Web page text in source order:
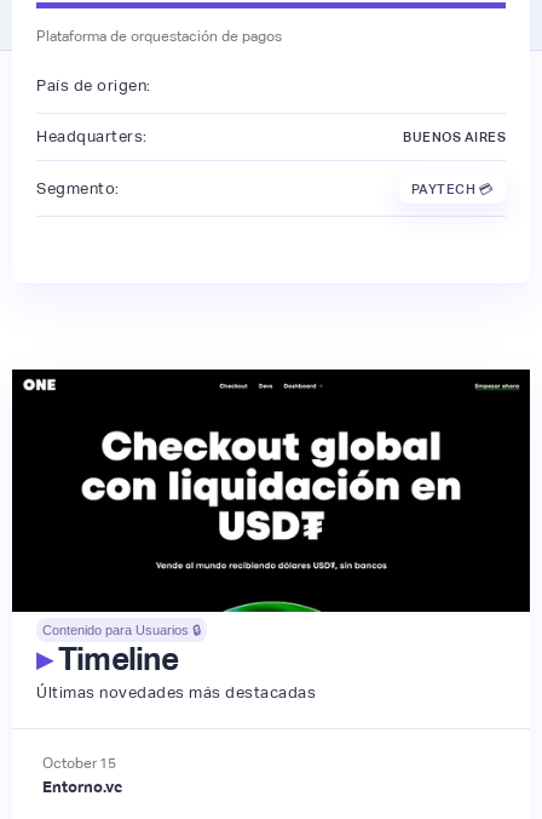
Plataforma de orquestación de pagos
País de origen:
Headquarters: BUENOS AIRES
Segmento: PAYTECH 💳
Contenido para Usuarios 🔒
▸Timeline
Últimas novedades más destacadas
October 15
Entorno.vc